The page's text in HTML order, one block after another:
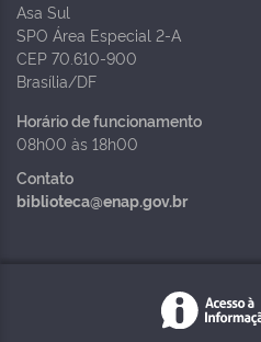
Asa Sul
SPO Área Especial 2-A
CEP 70.610-900
Brasília/DF
Horário de funcionamento
08h00 às 18h00
Contato
biblioteca@enap.gov.br